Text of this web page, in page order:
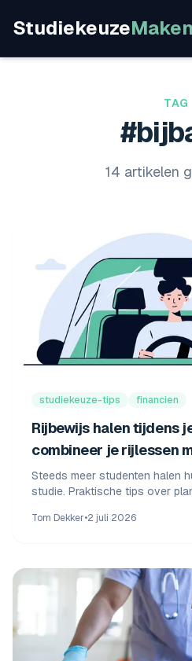
StudiekeuzeMaken
TAG
14 artikelen
studiekeuze-tips financien
Rijbewijs halen tijdens
combineer je rijlessen
Steeds meer studenten halen
studie. Praktische tips over
Tom Dekker•2 juli 2026